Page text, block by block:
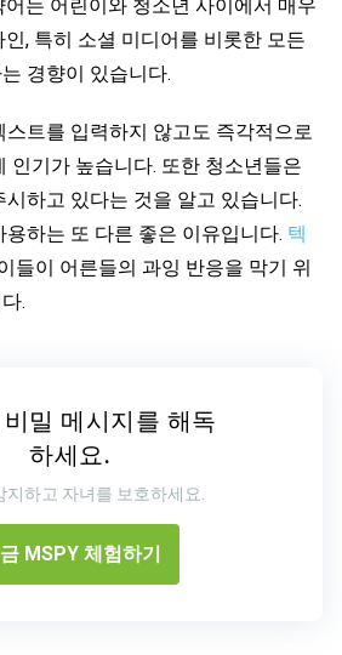
는 어린이와 청소년 사이에서 매우
, 특히 소셜 미디어를 비롯한 모든
경향이 있습니다.
트를 입력하지 않고도 즉각적으로
인기가 높습니다. 또한 청소년들은
하고 있다는 것을 알고 있습니다.
하는 또 다른 좋은 이유입니다. 텍
들이 어른들의 과잉 반응을 막기 위
.
밀 메시지를 해독
하세요.
지하고 자녀를 보호하세요.
MSPY 체험하기